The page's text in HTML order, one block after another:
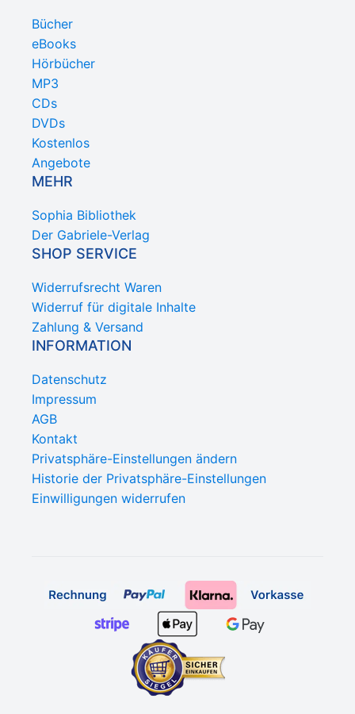
Bücher
eBooks
Hörbücher
MP3
CDs
DVDs
Kostenlos
Angebote
MEHR
Sophia Bibliothek
Der Gabriele-Verlag
SHOP SERVICE
Widerrufsrecht Waren
Widerruf für digitale Inhalte
Zahlung & Versand
INFORMATION
Datenschutz
Impressum
AGB
Kontakt
Privatsphäre-Einstellungen ändern
Historie der Privatsphäre-Einstellungen
Einwilligungen widerrufen